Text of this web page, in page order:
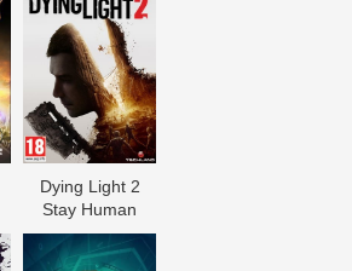
Dying Light 2
Stay Human